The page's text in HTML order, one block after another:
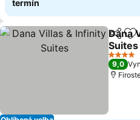
termín
Sdílet
Dana
Suites
4 Počet
9,0